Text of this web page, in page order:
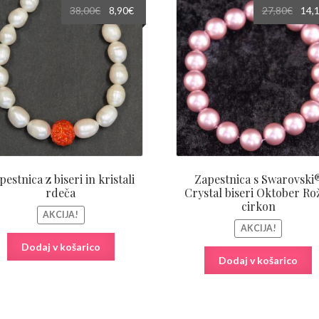
z biseri in kristali
rdeča
AKCIJA!
38,00€
Izvirna
cena
je
bila:
38,00€.
8,90€Trenutna
cena
Dodaj v košarico
Zapestnica s
Crystal biseri Oktober
cirkon
AKCIJA!
27,80€
cena
je
bila:
Dodaj v košarico